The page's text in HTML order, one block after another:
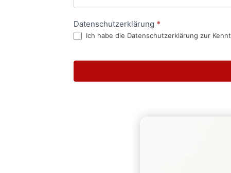
Datenschutzerklärung *
Ich habe die Datenschutzerklärung zur